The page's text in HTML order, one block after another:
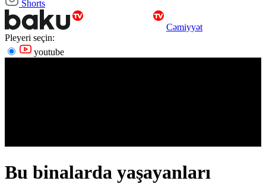
Shorts
Cəmiyyət
Pleyeri seçin:
youtube
Bu binalarda yaşayanları